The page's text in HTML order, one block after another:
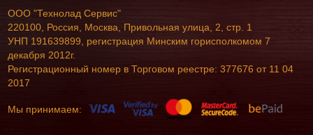
ООО "Технолад Сервис"
220100, Россия, Москва, Привольная улица, 2, стр. 1
УНП 191639899, регистрация Минским горисполкомом 7
декабря 2012г.
Регистрационный номер в Торговом реестре: 377676 от 11 04
2017
Мы принимаем: